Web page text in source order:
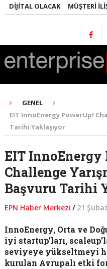
OLACAK MÜŞTERI
GENEL
EIT InnoEnergy PowerUp!
Tarihi Yaklaşıyor
EIT InnoEnergy
Challenge
Başvuru Tarihi
EPN Haber Merkezi / 21
InnoEnergy, Orta ve
iyi startup’ları,
seviyeye yükseltmeyi
kurulan Avrupalı etki